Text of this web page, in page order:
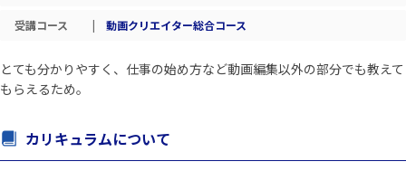
受講コース | 動画クリエイター総合コース
とても分かりやすく、仕事の始め方など動画編集以外の部分でも教えて
もらえるため。
カリキュラムについて